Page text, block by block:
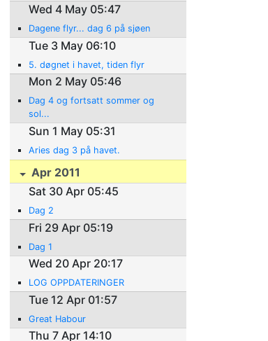
Wed 4 May 05:47
Dagene flyr... dag 6 på sjøen
Tue 3 May 06:10
5. døgnet i havet, tiden flyr
Mon 2 May 05:46
Dag 4 og fortsatt sommer og
sol...
Sun 1 May 05:31
Aries dag 3 på havet.
Apr 2011
Sat 30 Apr 05:45
Dag 2
Fri 29 Apr 05:19
Dag 1
Wed 20 Apr 20:17
LOG OPPDATERINGER
Tue 12 Apr 01:57
Great Habour
Thu 7 Apr 14:10